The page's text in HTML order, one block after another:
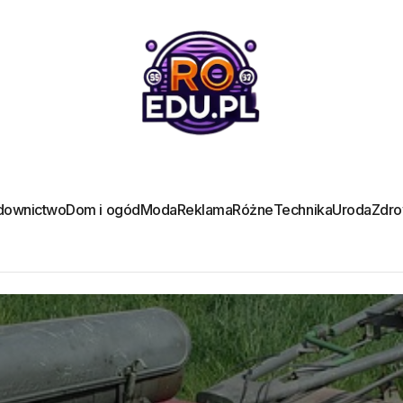
Dom i ogódModaReklamaRóżneTechnikaUroda